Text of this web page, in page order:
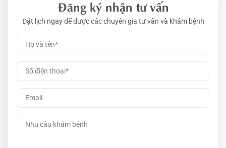
Đăng ký nhận tư vấn
Đặt lịch ngay để được các chuyên gia tư vấn và khám bệnh